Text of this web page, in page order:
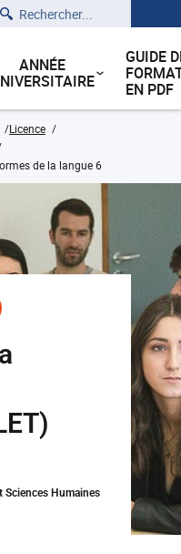
ANNÉE
GUIDE
EN PDF
Licence
de la langue 6
Sciences Humaines